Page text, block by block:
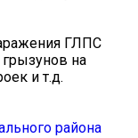
ГЛПС
на
и т.д.
района